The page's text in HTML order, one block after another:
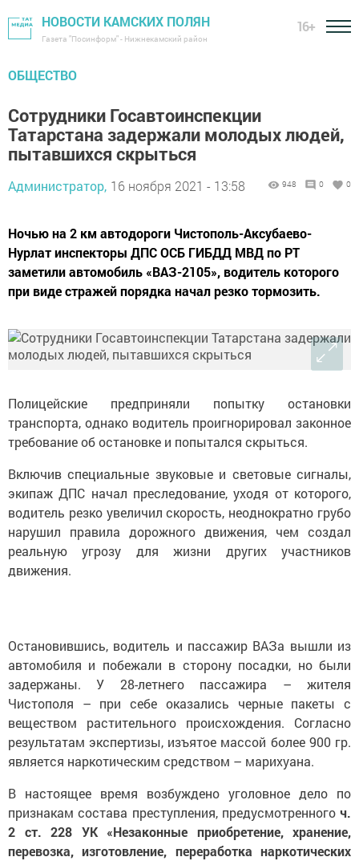
НОВОСТИ КАМСКИХ ПОЛЯН
Газета "Посинформ" - Нижнекамский район
16+
ОБЩЕСТВО
Сотрудники Госавтоинспекции
Татарстана задержали молодых людей,
пытавшихся скрыться
Администратор, 16 ноября 2021 - 13:58 948 0 0
Ночью на 2 км автодороги Чистополь-Аксубаево-
Нурлат инспекторы ДПС ОСБ ГИБДД МВД по РТ
заметили автомобиль «ВАЗ-2105», водитель которого
при виде стражей порядка начал резко тормозить.
Полицейские предприняли попытку остановки
транспорта, однако водитель проигнорировал законное
требование об остановке и попытался скрыться.
Включив специальные звуковые и световые сигналы,
экипаж ДПС начал преследование, уходя от которого,
водитель резко увеличил скорость, неоднократно грубо
нарушил правила дорожного движения, чем создал
реальную угрозу для жизни других участников
движения.
Остановившись, водитель и пассажир ВАЗа вышли из
автомобиля и побежали в сторону посадки, но были
задержаны. У 28-летнего пассажира – жителя
Чистополя – при себе оказались черные пакеты с
веществом растительного происхождения. Согласно
результатам экспертизы, изъятое массой более 900 гр.
является наркотическим средством – марихуана.
В настоящее время возбуждено уголовное дело по
признакам состава преступления, предусмотренногоч.
2 ст. 228 УК «Незаконные приобретение, хранение,
перевозка, изготовление, переработка наркотических